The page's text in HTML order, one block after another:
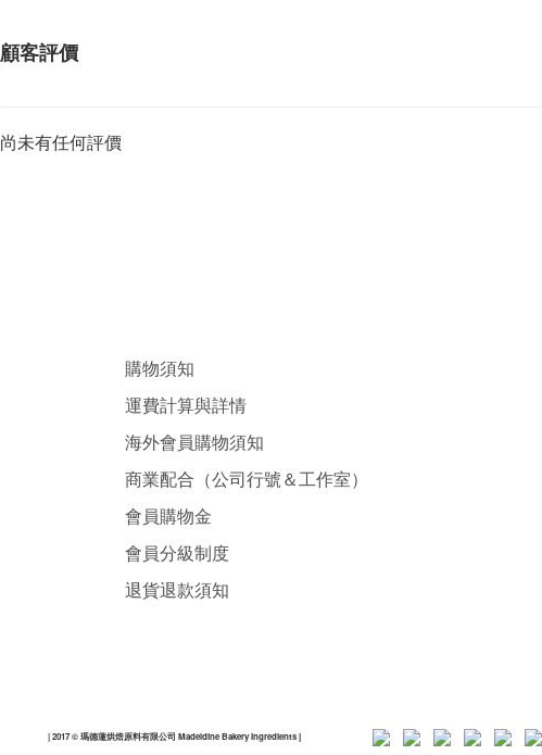
顧客評價
尚未有任何評價
購物須知
運費計算與詳情
海外會員購物須知
商業配合（公司行號＆工作室）
會員購物金
會員分級制度
退貨退款須知
| 2017 © 瑪德蓮烘焙原料有限公司 Madeldine Bakery Ingredients|